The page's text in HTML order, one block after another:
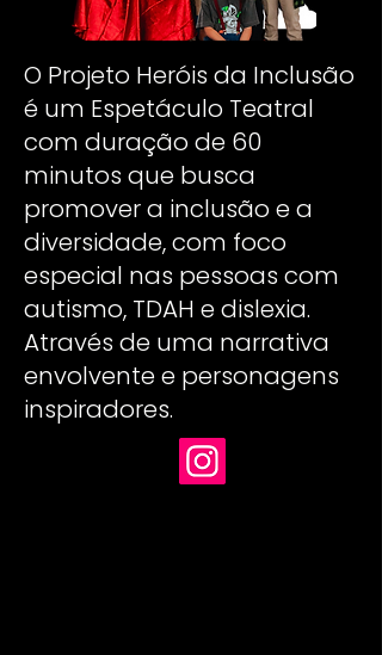
O Projeto Heróis da Inclusão
é um Espetáculo Teatral
com duração de 60
minutos que busca
promover a inclusão e a
diversidade, com foco
especial nas pessoas com
autismo, TDAH e dislexia.
Através de uma narrativa
envolvente e personagens
inspiradores.